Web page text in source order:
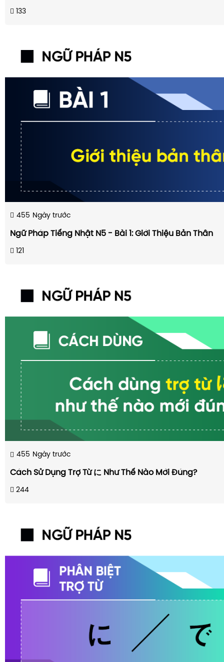
133
455 Ngày trước
Ngữ Pháp Tiếng Nhật N5 - Bài 1: Giới Thiệu Bản Thân
121
455 Ngày trước
Cách Sử Dụng Trợ Từ に Như Thế Nào Mới Đúng?
244